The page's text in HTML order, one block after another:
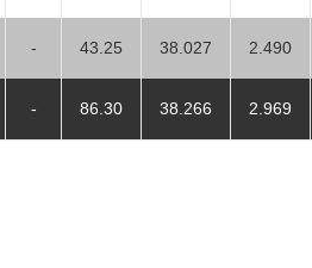
- 43.25 38.027 2.490
- 86.30 38.266 2.969